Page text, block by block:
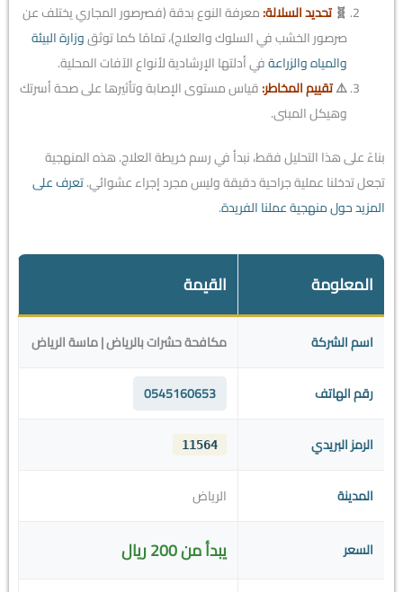
🧬تحديد السلالة:معرفة النوع بدقة (فصرصور المجاري يختلف عن
صرصور الخشب في السلوك والعلاج)، تمامًا كما توثقوزارة البيئة
والمياه والزراعةفي أدلتها الإرشادية لأنواع الآفات المحلية.
⚠️تقييم المخاطر:قياس مستوى الإصابة وتأثيرها على صحة أسرتك
وهيكل المبنى.
بناءً على هذا التحليل فقط، نبدأ في رسم خريطة العلاج. هذه المنهجية
تجعل تدخلنا عملية جراحية دقيقة وليس مجرد إجراء عشوائي.تعرف على
المزيد حول منهجية عملنا الفريدة.
المعلومة القيمة
اسم الشركة مكافحة حشرات بالرياض | ماسة الرياض
رقم الهاتف 0545160653
الرمز البريدي 11564
المدينة الرياض
السعر يبدأ من 200 ريال